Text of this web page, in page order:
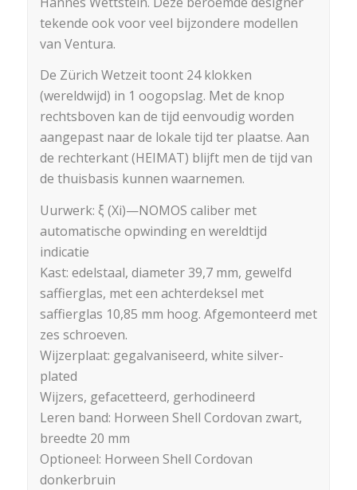
tekende ook voor veel bijzondere modellen
van Ventura.
De Zürich Wetzeit toont 24 klokken
(wereldwijd) in 1 oogopslag. Met de knop
rechtsboven kan de tijd eenvoudig worden
aangepast naar de lokale tijd ter plaatse. Aan
de rechterkant (HEIMAT) blijft men de tijd van
de thuisbasis kunnen waarnemen.
Uurwerk: ξ (Xi)—NOMOS caliber met
automatische opwinding en wereldtijd
indicatie
Kast: edelstaal, diameter 39,7 mm, gewelfd
saffierglas, met een achterdeksel met
saffierglas 10,85 mm hoog. Afgemonteerd met
zes schroeven.
Wijzerplaat: gegalvaniseerd, white silver-
plated
Wijzers, gefacetteerd, gerhodineerd
Leren band: Horween Shell Cordovan zwart,
breedte 20 mm
Optioneel: Horween Shell Cordovan
donkerbruin